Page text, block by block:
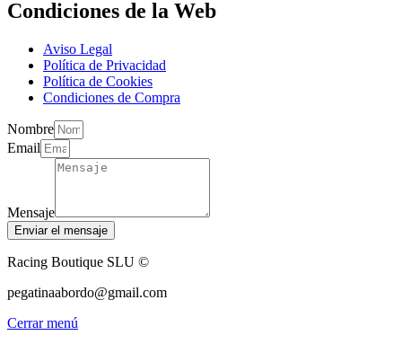
Condiciones de la Web
Aviso Legal
Política de Privacidad
Política de Cookies
Condiciones de Compra
Nombre
Email
Mensaje
Enviar el mensaje
Racing Boutique SLU ©
pegatinaabordo@gmail.com
Cerrar menú